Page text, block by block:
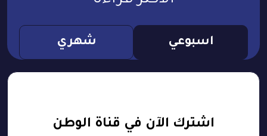
اسبوعي شهري
اشترك الآن في قناة الوطن